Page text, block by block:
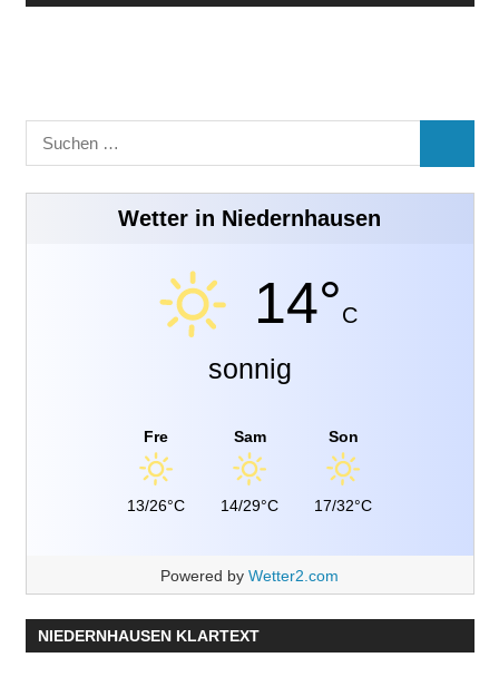
Suchen
nach:
Wetter in Niedernhausen
14°C
sonnig
Fre
13/26°C
Sam
14/29°C
Son
17/32°C
Powered by Wetter2.com
NIEDERNHAUSEN KLARTEXT